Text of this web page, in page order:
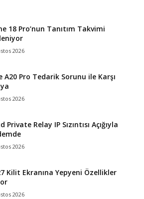
18 Pro’nun Tanıtım Takvimi
2026
A20 Pro Tedarik Sorunu ile Karşı
2026
Private Relay IP Sızıntısı Açığıyla
2026
Kilit Ekranına Yepyeni Özellikler
2026